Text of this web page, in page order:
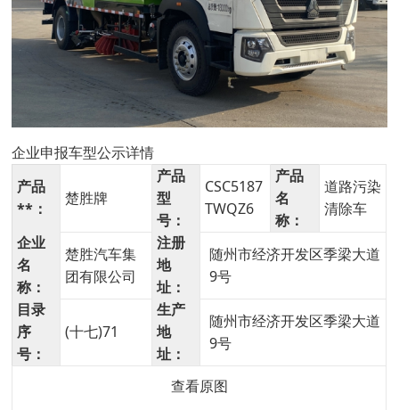
企业申报车型公示详情
产品
**：
楚胜牌
产品
型
号：
CSC5187
TWQZ6
产品
名
称：
道路污染
清除车
企业
名
称：
楚胜汽车集
团有限公司
注册
地
址：
随州市经济开发区季梁大道
9号
目录
序
号：
(十七)71
生产
地
址：
随州市经济开发区季梁大道
9号
查看原图